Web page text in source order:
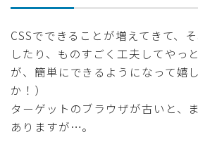
CSSでできることが増えてきて、
したり、ものすごく工夫してやっ
が、簡単にできるようになって嬉
か！）
ターゲットのブラウザが古いと、
ありますが…。